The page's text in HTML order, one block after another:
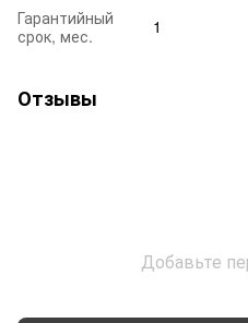
Гарантийный
срок, мес.
1
Отзывы
Добавьте